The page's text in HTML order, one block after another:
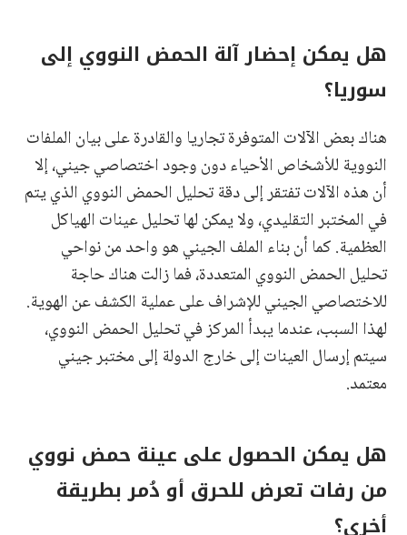
هل يمكن إحضار آلة الحمض النووي إلى
سوريا؟
هناك بعض الآلات المتوفرة تجاريا والقادرة على بيان الملفات
النووية للأشخاص الأحياء دون وجود اختصاصي جيني، إلا
أن هذه الآلات تفتقر إلى دقة تحليل الحمض النووي الذي يتم
في المختبر التقليدي، ولا يمكن لها تحليل عينات الهياكل
العظمية. كما أن بناء الملف الجيني هو واحد من نواحي
تحليل الحمض النووي المتعددة، فما زالت هناك حاجة
للاختصاصي الجيني للإشراف على عملية الكشف عن الهوية.
لهذا السبب، عندما يبدأ المركز في تحليل الحمض النووي،
سيتم إرسال العينات إلى خارج الدولة إلى مختبر جيني
معتمد.
هل يمكن الحصول على عينة حمض نووي
من رفات تعرض للحرق أو دُمر بطريقة
أخرى؟